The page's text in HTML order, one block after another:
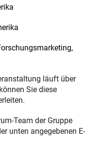
läuft über
Sie diese
Team der Gruppe
unten angegebenen E-